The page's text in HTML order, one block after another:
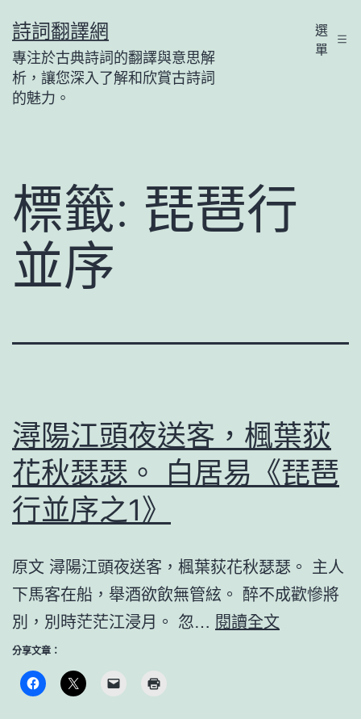
至
主
要
詩詞翻譯網
專注於古典詩詞的翻譯與意思解
析，讓您深入了解和欣賞古詩詞
的魅力。
選
單
標籤: 琵琶行
並序
潯陽江頭夜送客，楓葉荻
花秋瑟瑟。 白居易《琵琶
行並序之1》
原文 潯陽江頭夜送客，楓葉荻花秋瑟瑟。 主人
下馬客在船，舉酒欲飲無管絃。 醉不成歡慘將
別，別時茫茫江浸月。 忽… 閱讀全文
分享文章：